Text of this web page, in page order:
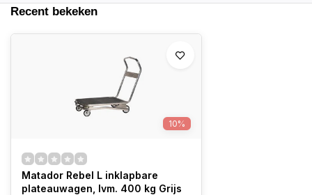
Recent bekeken
10%
Matador Rebel L inklapbare
plateauwagen, lvm. 400 kg Grijs